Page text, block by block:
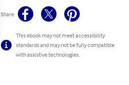
Share
This ebook may not meet accessibility
standards and may not be fully compatible
with assistive technologies.